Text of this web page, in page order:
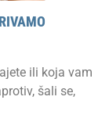
ili koja vam
šali se,